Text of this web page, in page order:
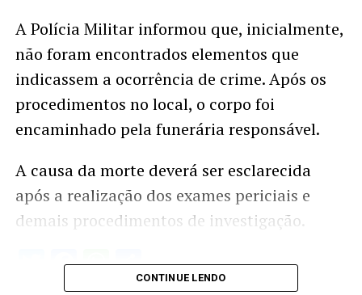
A Polícia Militar informou que, inicialmente,
não foram encontrados elementos que
indicassem a ocorrência de crime. Após os
procedimentos no local, o corpo foi
encaminhado pela funerária responsável.
A causa da morte deverá ser esclarecida
após a realização dos exames periciais e
demais procedimentos de investigação.
Twitter
Facebook
WhatsApp
Share
CONTINUE LENDO